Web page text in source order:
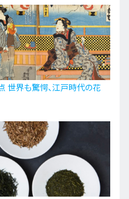
世界も驚愕、江戸時代の花